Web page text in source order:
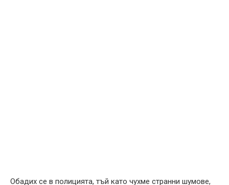
Обадих се в полицията, тъй като чухме странни шумове,